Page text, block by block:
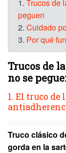
1. Trucos de
peguen
2. Cuidado
3. Por qué
Trucos de
no se
1. El truco de
Truco clásico
gorda en la